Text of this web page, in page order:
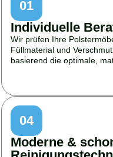
01
Individuelle
Wir prüfen Ihre
Füllmaterial und
basierend die optimale,
04
Moderne &